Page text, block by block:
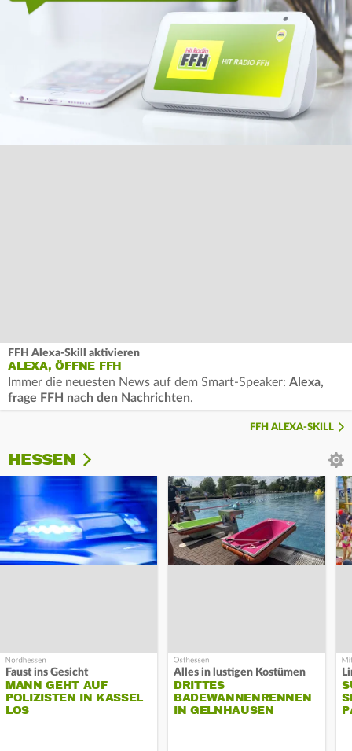
FFH Alexa-Skill aktivieren
ALEXA, ÖFFNE FFH
Immer die neuesten News auf dem Smart-Speaker: Alexa,
frage FFH nach den Nachrichten.
FFH ALEXA-SKILL
HESSEN
Faust ins Gesicht
MANN GEHT AUF
POLIZISTEN IN KASSEL
LOS
Alles in lustigen Kostümen
DRITTES
BADEWANNENRENNEN
IN GELNHAUSEN